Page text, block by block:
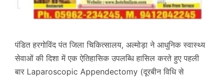
पंडित हरगोविंद पंत जिला चिकित्सालय, अल्मोड़ा ने आधुनिक स्वास्थ्य
सेवाओं की दिशा में एक ऐतिहासिक उपलब्धि हासिल करते हुए पहली
बार Laparoscopic Appendectomy (दूरबीन विधि से